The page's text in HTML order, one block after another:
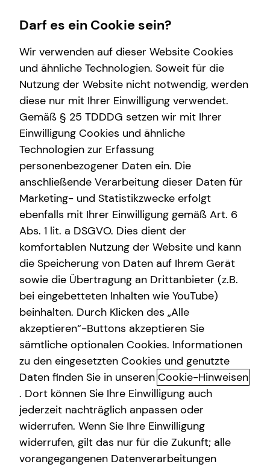
Wissenswertes
Über mich
Über tecis
Impressum
Valentin Rott
Selbstständiger Repräsentant für die tecis
Finanzdienstleistungen AG
Bürgermeister-Fischer-Straße 12
86150 Augsburg
Mobil: +49 (152) 21859528
E-Mail:valentin.rott@tecis.de
Verantwortlicher im Sinne des § 18 Abs. 2
MStV
Valentin Rott
Bürgermeister-Fischer-Straße 12
86150 Augsburg
Erlaubnis nach § 34d GewO​
Aufsichtsbehörde:
IHK für München und Oberbayern
Max-Joseph-Straße 2
80333 München
Darf es ein Cookie sein?
Wir verwenden auf dieser Website Cookies
und ähnliche Technologien. Soweit für die
Nutzung der Website nicht notwendig, werden
diese nur mit Ihrer Einwilligung verwendet.
Gemäß § 25 TDDDG setzen wir mit Ihrer
Einwilligung Cookies und ähnliche
Technologien zur Erfassung
personenbezogener Daten ein. Die
anschließende Verarbeitung dieser Daten für
Marketing- und Statistikzwecke erfolgt
ebenfalls mit Ihrer Einwilligung gemäß Art. 6
Abs. 1 lit. a DSGVO. Dies dient der
komfortablen Nutzung der Website und kann
die Speicherung von Daten auf Ihrem Gerät
sowie die Übertragung an Drittanbieter (z.B.
bei eingebetteten Inhalten wie YouTube)
beinhalten. Durch Klicken des „Alle
akzeptieren“-Buttons akzeptieren Sie
sämtliche optionalen Cookies. Informationen
zu den eingesetzten Cookies und genutzte
Daten finden Sie in unseren Cookie-Hinweisen
. Dort können Sie Ihre Einwilligung auch
jederzeit nachträglich anpassen oder
widerrufen. Wenn Sie Ihre Einwilligung
widerrufen, gilt das nur für die Zukunft; alle
vorangegangenen Datenverarbeitungen